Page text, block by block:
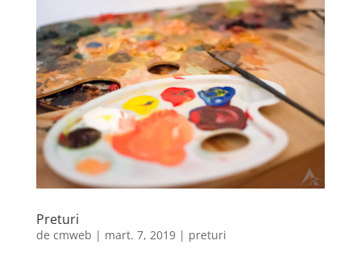
Preturi
de cmweb | mart. 7, 2019| preturi